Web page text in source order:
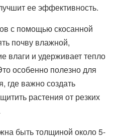
ее эффективность.
с помощью скосанной
почву влажной,
влаги и удерживает тепло
особенно полезно для
где важно создать
растения от резких
быть толщиной около 5-